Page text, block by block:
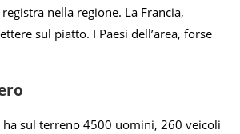
nella regione. La Francia,
sul piatto. I Paesi dell’area, forse
sul terreno 4500 uomini, 260 veicoli